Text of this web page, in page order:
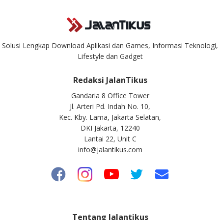
Solusi Lengkap Download Aplikasi dan Games, Informasi Teknologi,
Lifestyle dan Gadget
Redaksi JalanTikus
Gandaria 8 Office Tower
Jl. Arteri Pd. Indah No. 10,
Kec. Kby. Lama, Jakarta Selatan,
DKI Jakarta, 12240
Lantai 22, Unit C
info@jalantikus.com
Tentang Jalantikus